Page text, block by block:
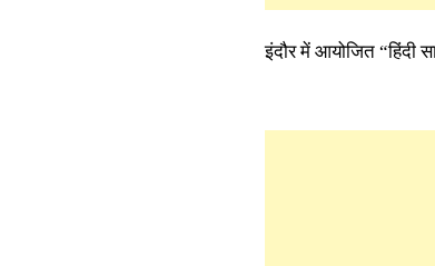
इंदौर में आयोजित “हिंदी